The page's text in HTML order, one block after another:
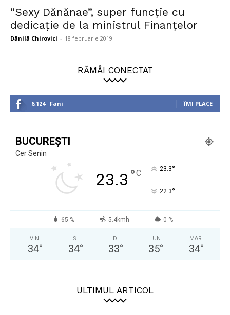
”Sexy Dănănae”, super funcție cu
dedicație de la ministrul Finanțelor
Dănilă Chirovici - 18 februarie 2019
RĂMÂI CONECTAT
6,124 Fani ÎMI PLACE
BUCUREȘTI
Cer Senin
23.3 °C 23.3°
22.3°
65 % 5.4kmh 0 %
VIN
34°
S
34°
D
33°
LUN
35°
MAR
34°
ULTIMUL ARTICOL